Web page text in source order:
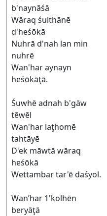
b'naynāśā
Wāraq śulthānē
d'heśōkā
Nuhrā d'nah lan min
nuhrē
Wan'har aynayn
heśōkāţā.
Śuwhē adnah b'gāw
tēwēl
Wan'har laţhomē
tahtāyē
D'ek māwtā wāraq
heśōkā
Wettambar tar'ē daśyol.
Wan’har 1'kolhēn
beryāţā